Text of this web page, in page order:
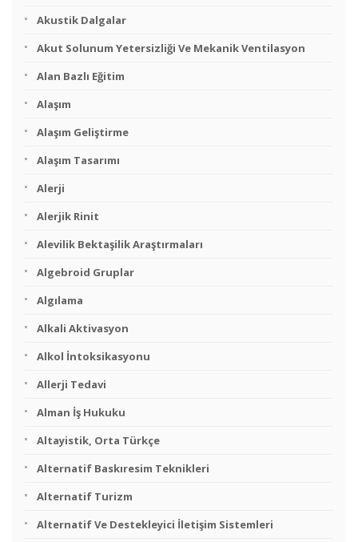
Akustik Dalgalar
Akut Solunum Yetersizliği Ve Mekanik Ventilasyon
Alan Bazlı Eğitim
Alaşım
Alaşım Geliştirme
Alaşım Tasarımı
Alerji
Alerjik Rinit
Alevilik Bektaşilik Araştırmaları
Algebroid Gruplar
Algılama
Alkali Aktivasyon
Alkol İntoksikasyonu
Allerji Tedavi
Alman İş Hukuku
Altayistik, Orta Türkçe
Alternatif Baskıresim Teknikleri
Alternatif Turizm
Alternatif Ve Destekleyici İletişim Sistemleri